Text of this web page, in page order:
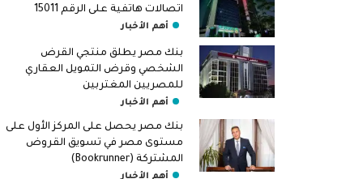
اتصالات هاتفية على الرقم 15011
أهم الأخبار
بنك مصر يطلق منتجي القرض
الشخصي وقرض التمويل العقاري
للمصريين المغتربين
أهم الأخبار
بنك مصر يحصل على المركز الأول على
مستوى مصر في تسويق القروض
المشتركة (Bookrunner)
أهم الأخبار